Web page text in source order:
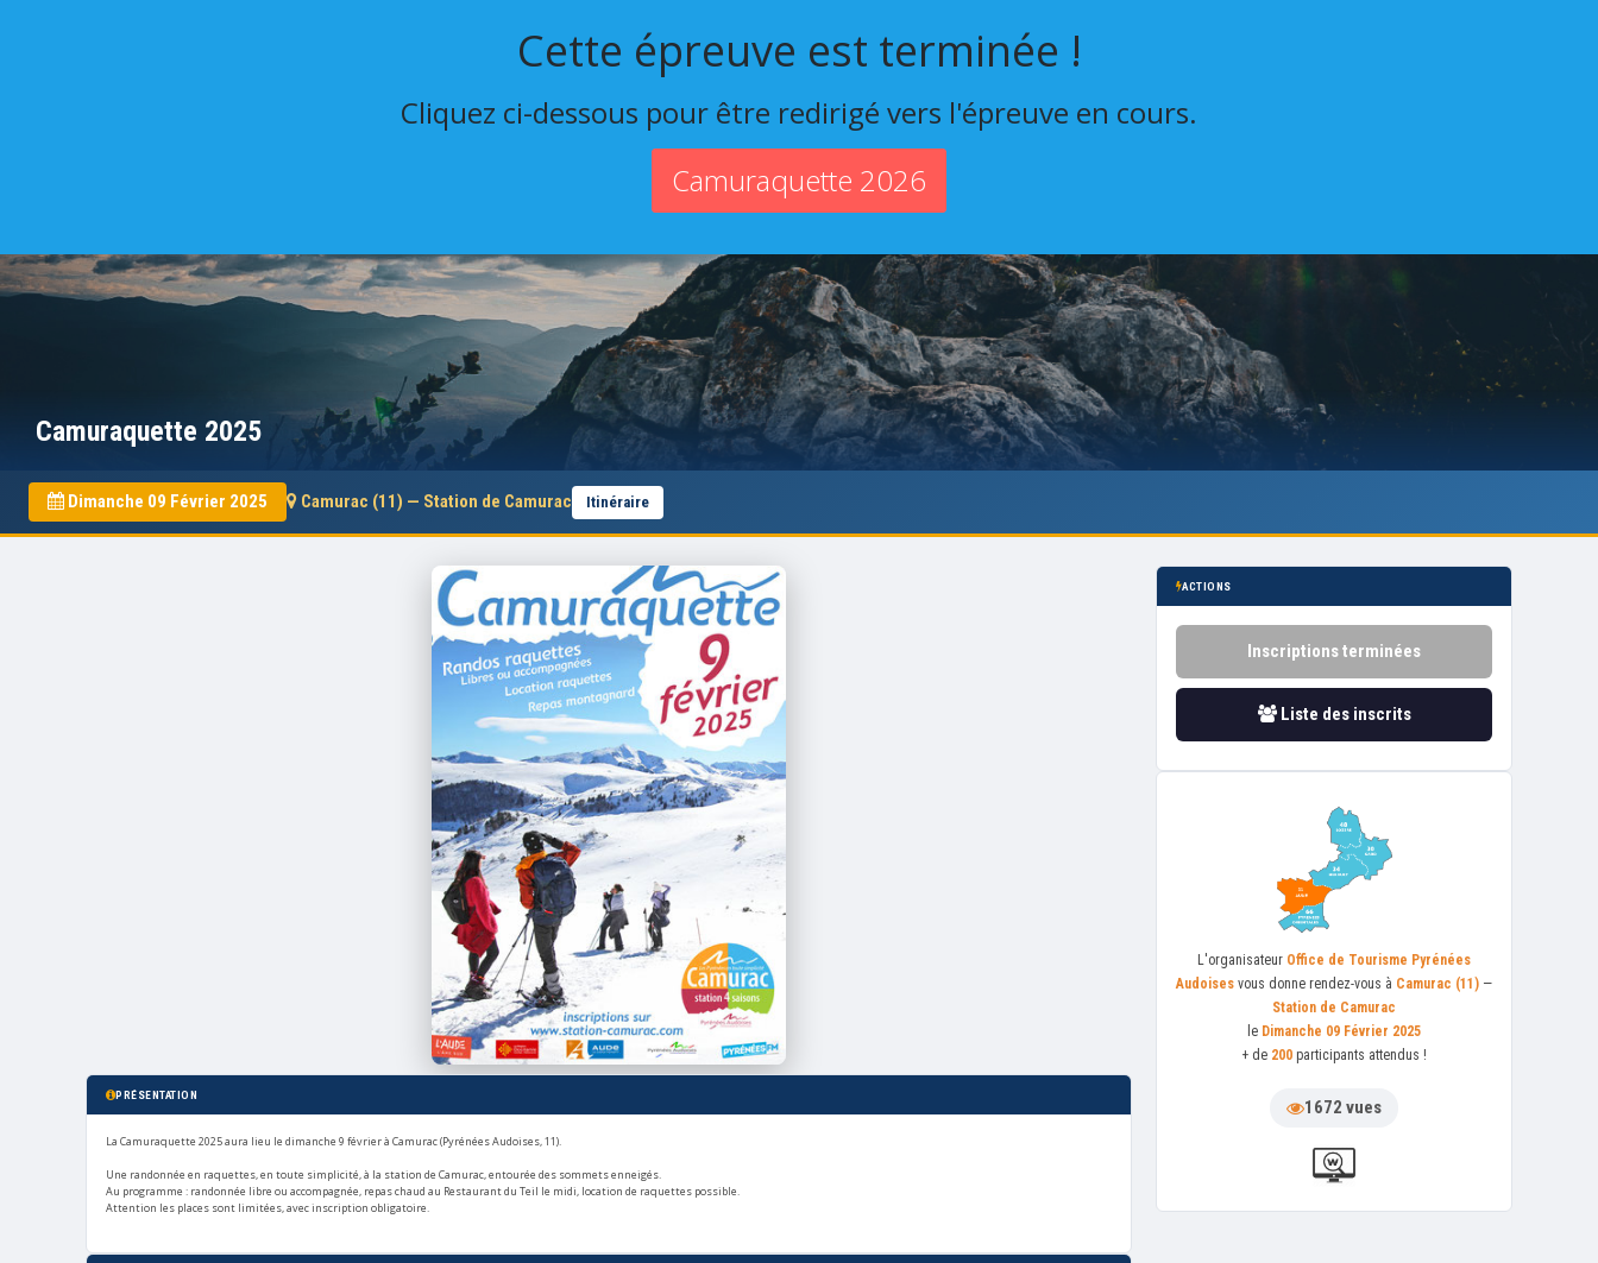
Cette épreuve est terminée !
Cliquez ci-dessous pour être redirigé vers l'épreuve en cours.
Camuraquette 2026
Camuraquette 2025
Dimanche 09 Février 2025 Camurac (11) — Station de Camurac Itinéraire
PRÉSENTATION
La Camuraquette 2025 aura lieu le dimanche 9 février à Camurac (Pyrénées Audoises, 11).
Une randonnée en raquettes, en toute simplicité, à la station de Camurac, entourée des sommets enneigés.
Au programme : randonnée libre ou accompagnée, repas chaud au Restaurant du Teil le midi, location de raquettes possible.
Attention les places sont limitées, avec inscription obligatoire.
ACTIONS
Inscriptions terminées
Liste des inscrits
L'organisateur Office de Tourisme Pyrénées
Audoises vous donne rendez-vous à Camurac (11) —
Station de Camurac
le Dimanche 09 Février 2025
+ de 200 participants attendus !
1672 vues